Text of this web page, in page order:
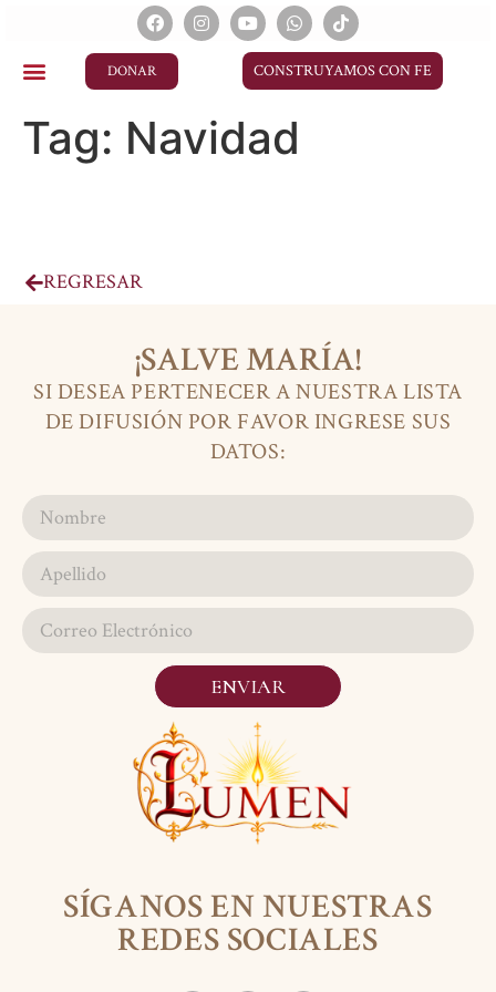
DONAR CONSTRUYAMOS CON FE
Tag: Navidad
REGRESAR
SÍGANOS EN NUESTRAS
REDES SOCIALES
¡SALVE MARÍA!
SI DESEA PERTENECER A NUESTRA LISTA
DE DIFUSIÓN POR FAVOR INGRESE SUS
DATOS:
ENVIAR